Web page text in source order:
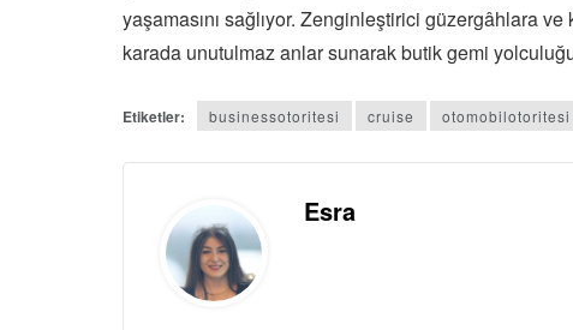
yaşamasını sağlıyor. Zenginleştirici güzergâhlara
karada unutulmaz anlar sunarak butik gemi
Etiketler: businessotoritesi cruise otomobilotoritesi
Esra